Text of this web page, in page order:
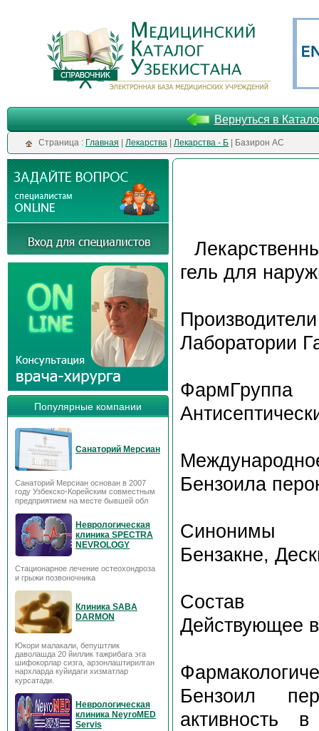
Вернуться в
Cтраница : Главная Лекарства Лекарства - Б | Базирон АС
Популярные компании
Санаторий Мерсиан
Санаторий Мерсиан основан в 2007
году Узбекско-Корейским совместным
предприятием на месте бывшей обл
Неврологическая
клиника SPECTRA
NEVROLOGY
Стационарное лечение остеохондроза
и грыжи позвоночника
Клиника SABA
DARMON
Юкори малакали, бепуштлик
даволашда 20 йиллик тажрибага эга
шифокорлар сизга, арзонлаштирилган
нархларда куйидаги хизматлар
курсатади.
Неврологическая
клиника NeyroMED
Servis
гель для
Производители
Лаборатории
ФармГруппа
Бензоила
Синонимы
Бензакне,
Состав
Действующее
Бензоил
активность